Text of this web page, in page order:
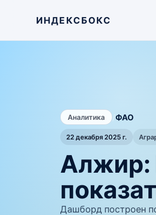
ИНДЕКСБОКС
Аналитика /ФАО
22 декабря 2025 г.
Алжир:
Дашборд построен